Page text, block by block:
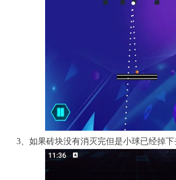
3、如果砖块没有消灭完但是小球已经掉